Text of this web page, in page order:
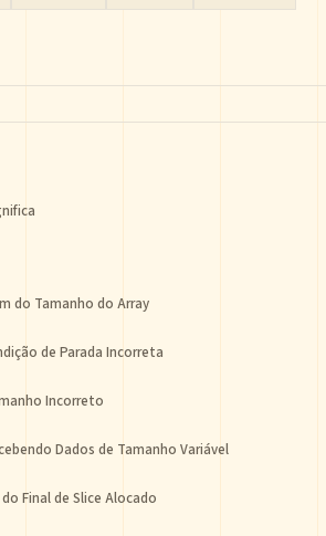
do Tamanho do Array
de Parada Incorreta
Incorreto
Dados de Tamanho Variável
Final de Slice Alocado